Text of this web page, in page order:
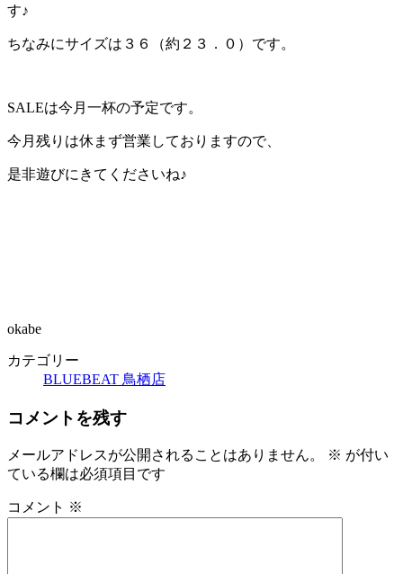
す♪
ちなみにサイズは３６（約２３．０）です。
SALEは今月一杯の予定です。
今月残りは休まず営業しておりますので、
是非遊びにきてくださいね♪
okabe
カテゴリー
BLUEBEAT 鳥栖店
コメントを残す
メールアドレスが公開されることはありません。 ※ が付い
ている欄は必須項目です
コメント ※